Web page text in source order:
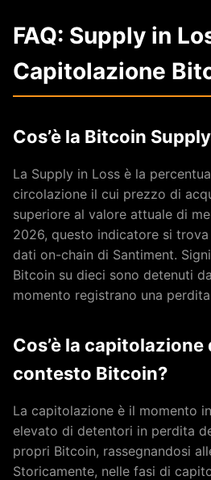
FAQ: Supply in
Capitolazione
Cos’è la Bitcoin
La Supply in Loss è la
circolazione il cui prezzo di
superiore al valore attuale di
2026, questo indicatore si
dati on-chain di Santiment.
Bitcoin su dieci sono detenuti
momento registrano una
Cos’è la
contesto Bitcoin?
La capitolazione è il momento
elevato di detentori in perdita
propri Bitcoin, rassegnandosi
Storicamente, nelle fasi di